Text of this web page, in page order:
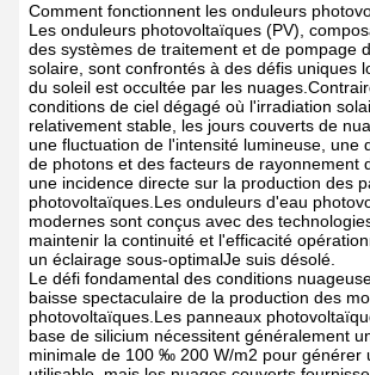
Comment fonctionnent les onduleurs
Les onduleurs photovoltaïques (PV),
des systèmes de traitement et de pompage
solaire, sont confrontés à des défis uniques
du soleil est occultée par les
conditions de ciel dégagé où l'irradiation
relativement stable, les jours couverts de
une fluctuation de l'intensité lumineuse, une
de photons et des facteurs de rayonnement
une incidence directe sur la production des
photovoltaïques.Les onduleurs d'eau
modernes sont conçus avec des
maintenir la continuité et l'efficacité
un éclairage sous-optimalJe suis désolé.
Le défi fondamental des conditions
baisse spectaculaire de la production des
photovoltaïques.Les panneaux
base de silicium nécessitent généralement
minimale de 100 ‰ 200 W/m2 pour générer